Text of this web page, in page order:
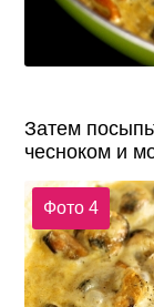
Затем
чесноком и
Фото 4